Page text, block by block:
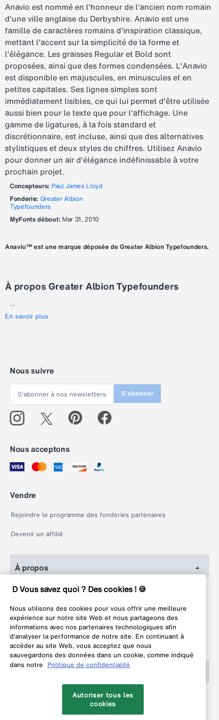
Anavio est nommé en l'honneur de l'ancien nom romain
d'une ville anglaise du Derbyshire. Anavio est une
famille de caractères romains d'inspiration classique,
mettant l'accent sur la simplicité de la forme et
l'élégance. Les graisses Regular et Bold sont
proposées, ainsi que des formes condensées. L'Anavio
est disponible en majuscules, en minuscules et en
petites capitales. Ses lignes simples sont
immédiatement lisibles, ce qui lui permet d'être utilisée
aussi bien pour le texte que pour l'affichage. Une
gamme de ligatures, à la fois standard et
discrétionnaire, est incluse, ainsi que des alternatives
stylistiques et deux styles de chiffres. Utilisez Anavio
pour donner un air d'élégance indéfinissable à votre
prochain projet.
Concepteurs: Paul James Lloyd
Fonderie: Greater Albion
Typefounders
MyFonts débout: Mar 31, 2010
Anavio™ est une marque déposée de Greater Albion Typefounders.
À propos Greater Albion Typefounders
...
En savoir plus
Nous suivre
S'abonner
Nous acceptons
Vendre
Rejoindre le programme des fonderies partenaires
Devenir un affilié
À propos
Conditions générales
Conditions d'utilisation
Politique de confidentialité
Politique de retour
Mentions légales
D Vous savez quoi ? Des cookies ! 🍪
Nous utilisons des cookies pour vous offrir une meilleure
expérience sur notre site Web et nous partageons des
informations avec nos partenaires technologiques afin
d'analyser la performance de notre site. En continuant à
accéder au site Web, vous acceptez que nous
sauvegardons des données dans un cookie, comme indiqué
dans notre Politique de confidentialité
Autoriser tous les
cookies